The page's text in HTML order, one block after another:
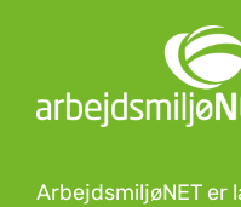
ArbejdsmiljøNET